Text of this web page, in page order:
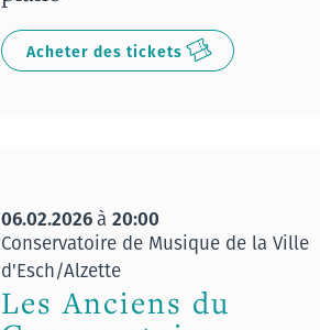
Acheter des tickets
06.02.2026à 20:00
Conservatoire de Musique de la Ville
d'Esch/Alzette
Les Anciens du